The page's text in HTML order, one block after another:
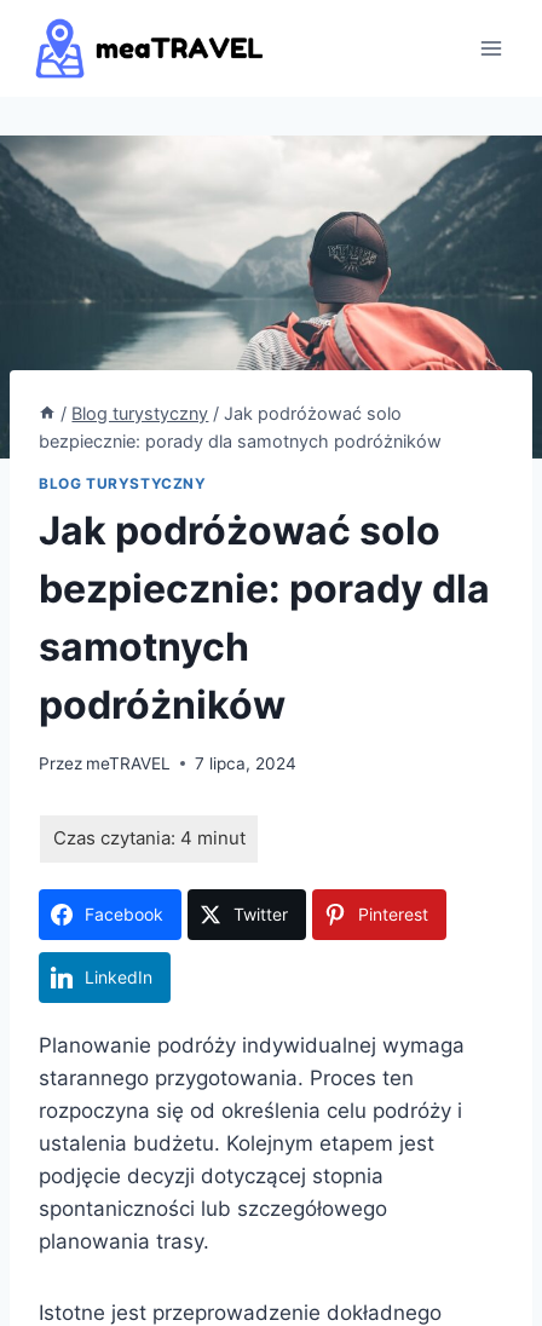
Przejdź
treści
/ Blog turystyczny / Jak podróżować solo
bezpiecznie: porady dla samotnych podróżników
BLOG TURYSTYCZNY
Jak podróżować solo
bezpiecznie: porady dla
samotnych
podróżników
Przez meTRAVEL 7 lipca, 2024
Facebook Twitter Pinterest
LinkedIn
Planowanie podróży indywidualnej wymaga
starannego przygotowania. Proces ten
rozpoczyna się od określenia celu podróży i
ustalenia budżetu. Kolejnym etapem jest
podjęcie decyzji dotyczącej stopnia
spontaniczności lub szczegółowego
planowania trasy.
Istotne jest przeprowadzenie dokładnego